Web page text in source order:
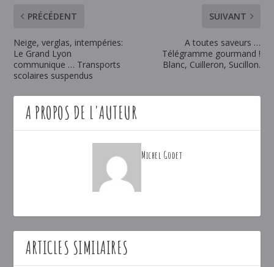
PRÉCÉDENT
Neige, verglas, intempéries:
Le Grand Lyon
communique … Transports
scolaires suspendus
SUIVANT
A toutes saveurs …
Télégramme gourmand !
Blanc, Cuilleron, Sucillon.
A PROPOS DE L'AUTEUR
Michel Godet
ARTICLES SIMILAIRES